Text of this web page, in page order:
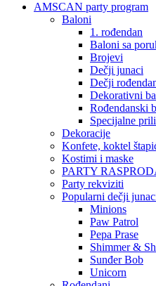
AMSCAN party program
Baloni
1. rođendan
Baloni sa
Brojevi
Dečji junaci
Dečji
Dekorativni
Rođendanski
Specijalne
Dekoracije
Konfete, koktel
Kostimi i maske
PARTY
Party rekviziti
Popularni dečji
Minions
Paw Patrol
Pepa Prase
Shimmer &
Sunđer Bob
Unicorn